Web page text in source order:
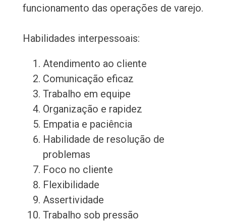
funcionamento das operações de varejo.
Habilidades interpessoais:
Atendimento ao cliente
Comunicação eficaz
Trabalho em equipe
Organização e rapidez
Empatia e paciência
Habilidade de resolução de
problemas
Foco no cliente
Flexibilidade
Assertividade
Trabalho sob pressão